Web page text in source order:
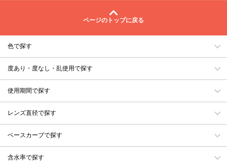
ページのトップに戻る
色で探す
度あり・度なし・乱使用で探す
使用期間で探す
レンズ直径で探す
ベースカーブで探す
含水率で探す